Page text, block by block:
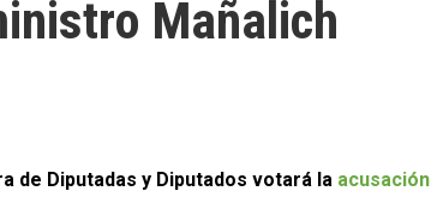
Mañalich
de Diputadas y Diputados votará la acusación